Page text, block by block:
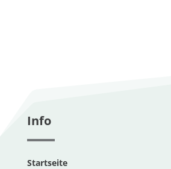
Info
Startseite